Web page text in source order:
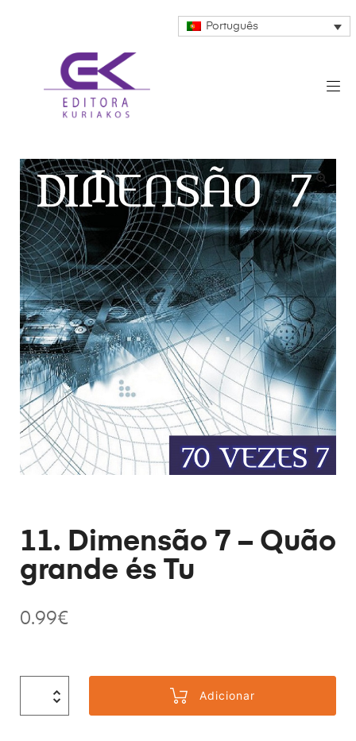
Português
11. Dimensão 7 – Quão
grande és Tu
0.99€
Adicionar